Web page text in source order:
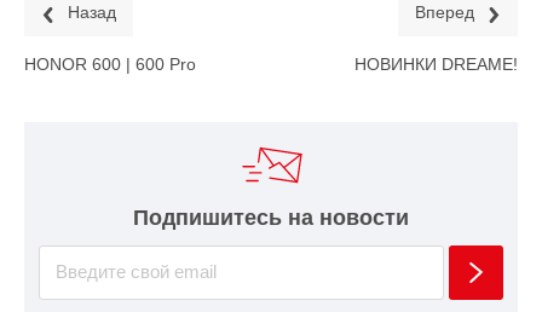
Назад
HONOR 600 | 600 Pro
Вперед
НОВИНКИ DREAME!
Подпишитесь на новости